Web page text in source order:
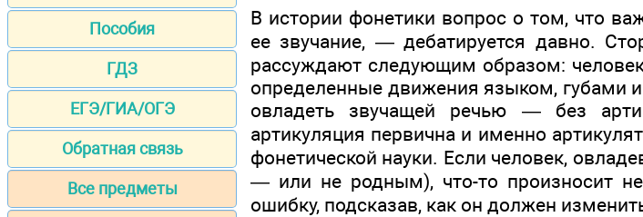
Пособия
ГДЗ
ЕГЭ/ГИА/ОГЭ
Обратная связь
Все предметы
В истории фонетики вопрос о том, что
ее звучание, — дебатиру­ется давно.
рас­суждают следующим образом:
определенные движения языком, губами
овладеть звучащей речью — без
артикуляция первична и именно
фонетической науки. Если человек,
— или не родным), что-то произносит
ошибку, подсказав, как он дол­жен